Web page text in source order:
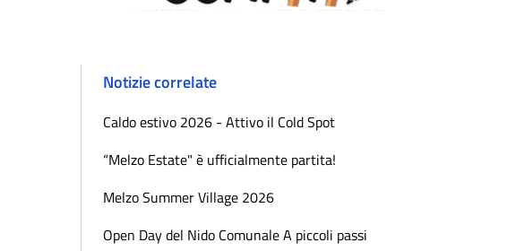
Notizie correlate
Caldo estivo 2026 - Attivo il Cold Spot
“Melzo Estate" è ufficialmente partita!
Melzo Summer Village 2026
Open Day del Nido Comunale A piccoli passi